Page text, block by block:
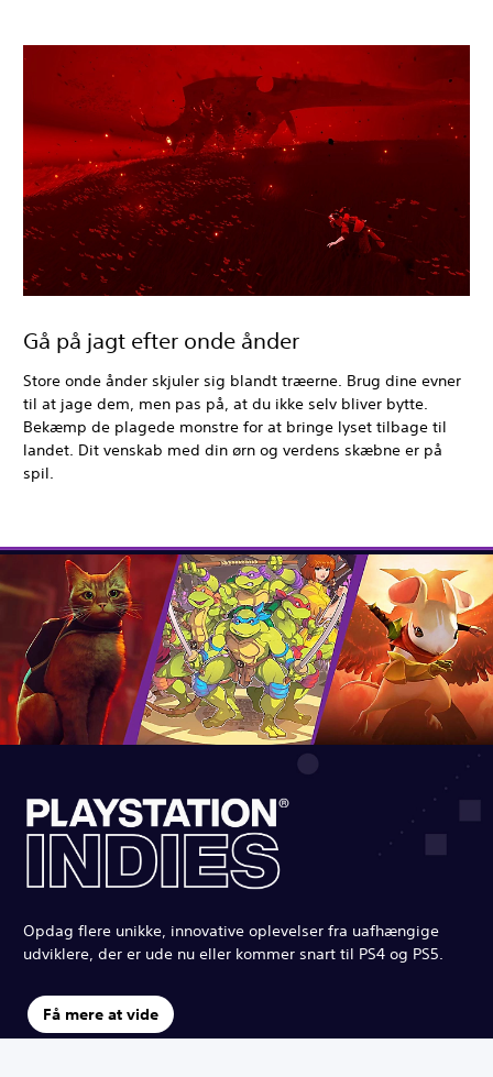
Gå på jagt efter onde ånder
Store onde ånder skjuler sig blandt træerne. Brug dine evner
til at jage dem, men pas på, at du ikke selv bliver bytte.
Bekæmp de plagede monstre for at bringe lyset tilbage til
landet. Dit venskab med din ørn og verdens skæbne er på
spil.
Opdag flere unikke, innovative oplevelser fra uafhængige
udviklere, der er ude nu eller kommer snart til PS4 og PS5.
Få mere at vide